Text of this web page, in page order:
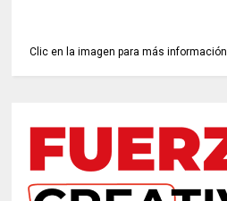
Clic en la imagen para más información